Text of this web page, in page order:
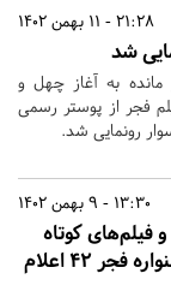
21:28 - 11 بهمن 1402
شد
به آغاز چهل و
فجر از پوستر رسمی
رونمایی شد.
13:30 - 9 بهمن 1402
فیلم‌های کوتاه
راه یافته به جشنواره فجر ۴۲ اعلام